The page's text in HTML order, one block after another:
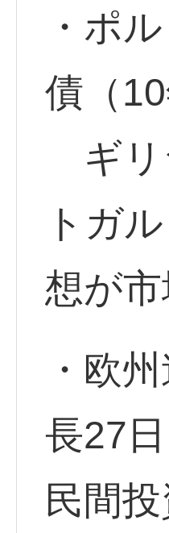
・ポ
債（
ギリ
トガ
想が
・欧
長27
民間